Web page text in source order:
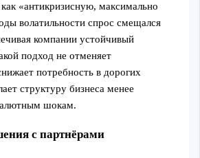
«антикризисную, максимально
волатильности спрос смещался
компании устойчивый
подход не отменяет
потребность в дорогих
структуру бизнеса менее
шокам.
с партнёрами